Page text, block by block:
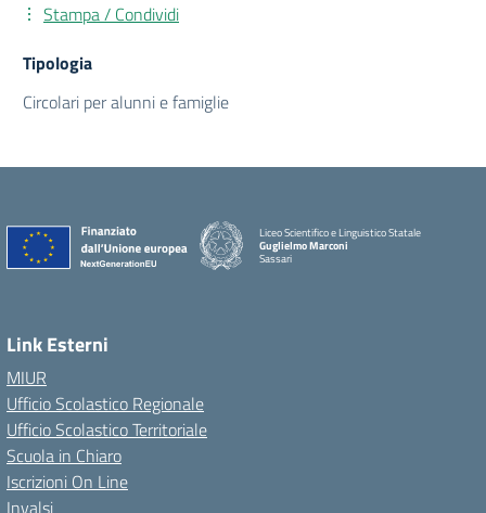
Stampa / Condividi
Tipologia
Circolari per alunni e famiglie
Liceo Scientifico e Linguistico Statale
Guglielmo Marconi
Sassari
Link Esterni
MIUR
Ufficio Scolastico Regionale
Ufficio Scolastico Territoriale
Scuola in Chiaro
Iscrizioni On Line
Invalsi